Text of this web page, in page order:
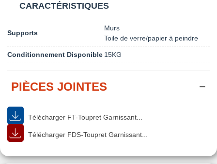
CARACTÉRISTIQUES
Supports
Murs
Toile de verre/papier à peindre
Conditionnement Disponible 15KG
PIÈCES JOINTES
Télécharger FT-Toupret Garnissant...
Télécharger FDS-Toupret Garnissant...